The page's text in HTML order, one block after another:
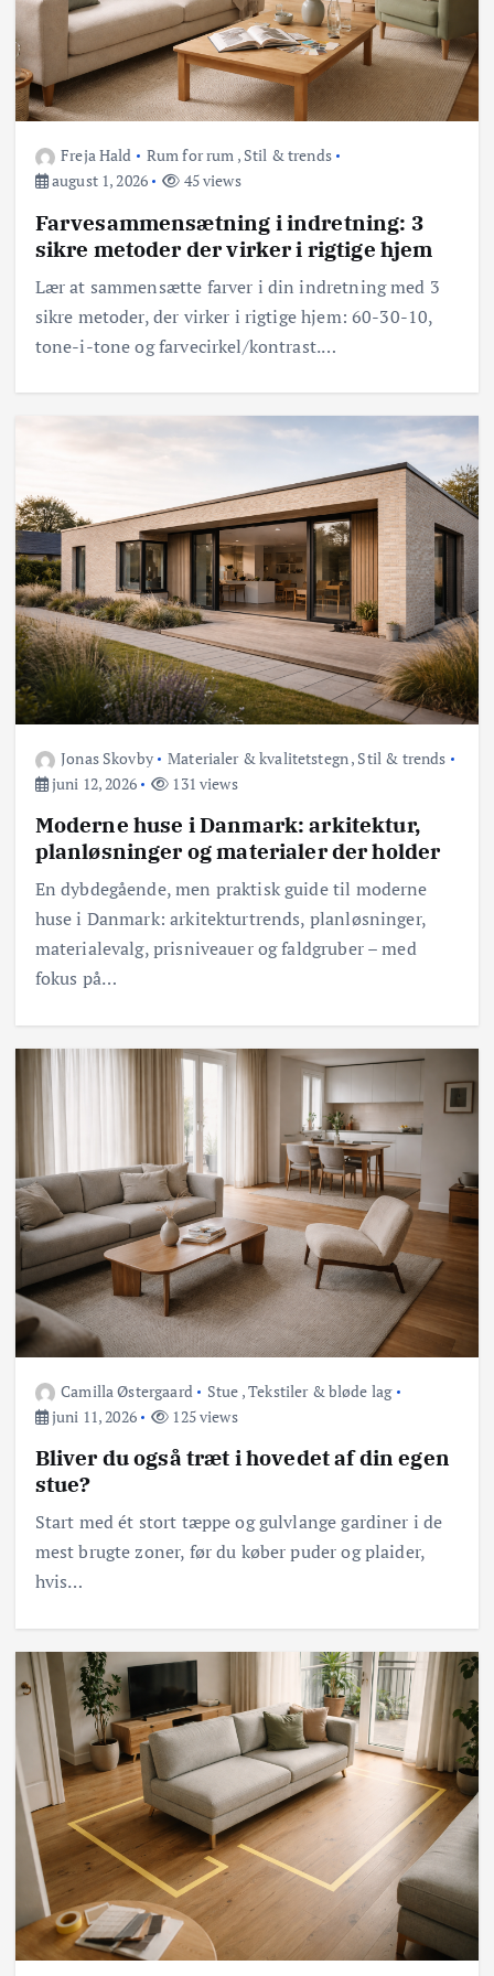
Freja Hald Rum for rum , Stil & trends
august 1, 2026
45 views
Farvesammensætning i indretning: 3
sikre metoder der virker i rigtige hjem
Lær at sammensætte farver i din indretning med 3
sikre metoder, der virker i rigtige hjem: 60-30-10,
tone-i-tone og farvecirkel/kontrast.…
Jonas Skovby Materialer & kvalitetstegn, Stil & trends
juni 12, 2026
131 views
Moderne huse i Danmark: arkitektur,
planløsninger og materialer der holder
En dybdegående, men praktisk guide til moderne
huse i Danmark: arkitekturtrends, planløsninger,
materialevalg, prisniveauer og faldgruber – med
fokus på…
Camilla Østergaard Stue ,Tekstiler & bløde lag
juni 11, 2026
125 views
Bliver du også træt i hovedet af din egen
stue?
Start med ét stort tæppe og gulvlange gardiner i de
mest brugte zoner, før du køber puder og plaider,
hvis…